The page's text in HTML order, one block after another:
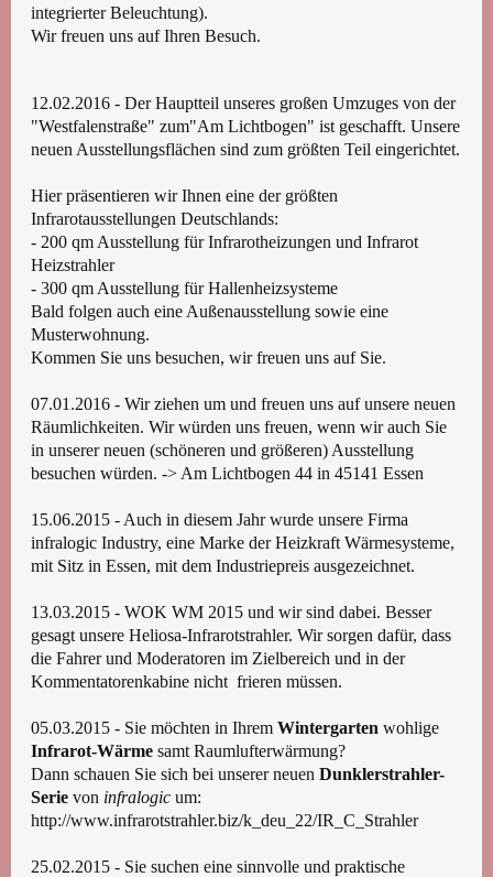
integrierter Beleuchtung).
Wir freuen uns auf Ihren Besuch.
12.02.2016 - Der Hauptteil unseres großen Umzuges von der
"Westfalenstraße" zum"Am Lichtbogen" ist geschafft. Unsere
neuen Ausstellungsflächen sind zum größten Teil eingerichtet.
Hier präsentieren wir Ihnen eine der größten
Infrarotausstellungen Deutschlands:
- 200 qm Ausstellung für Infrarotheizungen und Infrarot
Heizstrahler
- 300 qm Ausstellung für Hallenheizsysteme
Bald folgen auch eine Außenausstellung sowie eine
Musterwohnung.
Kommen Sie uns besuchen, wir freuen uns auf Sie.
07.01.2016 - Wir ziehen um und freuen uns auf unsere neuen
Räumlichkeiten. Wir würden uns freuen, wenn wir auch Sie
in unserer neuen (schöneren und größeren) Ausstellung
besuchen würden. -> Am Lichtbogen 44 in 45141 Essen
15.06.2015 - Auch in diesem Jahr wurde unsere Firma
infralogic Industry, eine Marke der Heizkraft Wärmesysteme,
mit Sitz in Essen, mit dem Industriepreis ausgezeichnet.
13.03.2015 - WOK WM 2015 und wir sind dabei. Besser
gesagt unsere Heliosa-Infrarotstrahler. Wir sorgen dafür, dass
die Fahrer und Moderatoren im Zielbereich und in der
Kommentatorenkabine nicht frieren müssen.
05.03.2015 - Sie möchten in Ihrem Wintergarten wohlige
Infrarot-Wärme samt Raumlufterwärmung?
Dann schauen Sie sich bei unserer neuen Dunklerstrahler-
Serie von infralogic um:
http://www.infrarotstrahler.biz/k_deu_22/IR_C_Strahler
25.02.2015 - Sie suchen eine sinnvolle und praktische